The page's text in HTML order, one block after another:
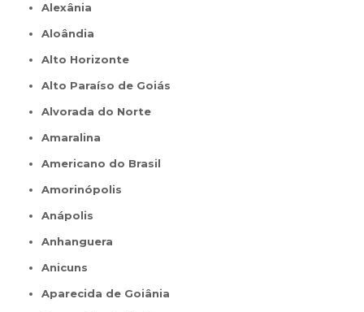
Alexânia
Aloândia
Alto Horizonte
Alto Paraíso de Goiás
Alvorada do Norte
Amaralina
Americano do Brasil
Amorinópolis
Anápolis
Anhanguera
Anicuns
Aparecida de Goiânia